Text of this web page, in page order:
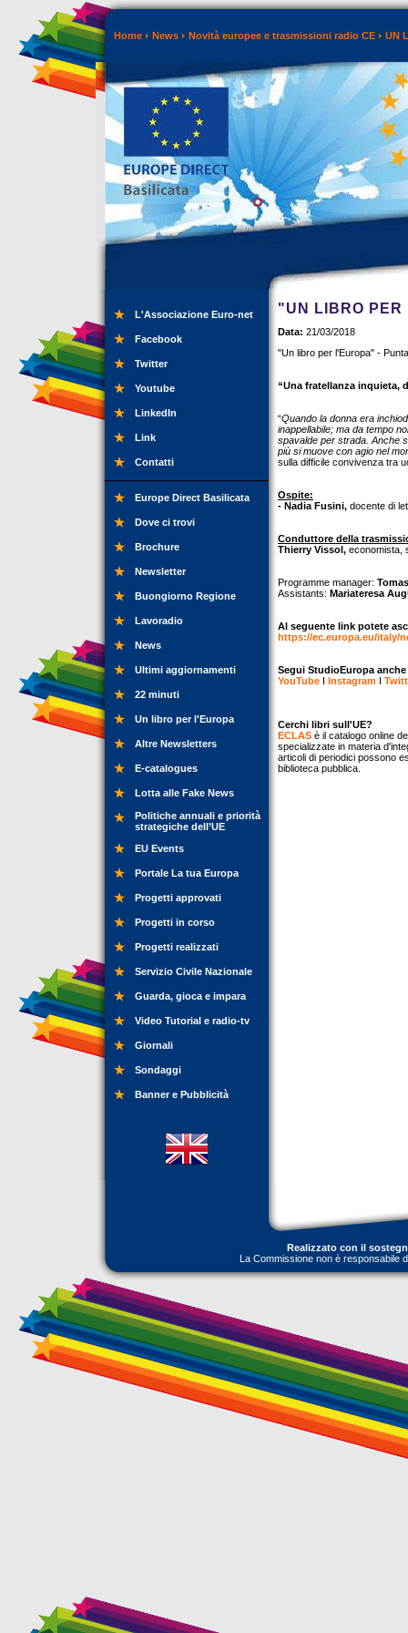
Home News Novità europee e trasmissioni radio CE UN
L'Associazione Euro-net
Facebook
Twitter
Youtube
LinkedIn
Link
Contatti
Europe Direct Basilicata
Dove ci trovi
Brochure
Newsletter
Buongiorno Regione
Lavoradio
News
Ultimi aggiornamenti
22 minuti
Un libro per l'Europa
Altre Newsletters
E-catalogues
Lotta alle Fake News
Politiche annuali e priorità
strategiche dell’UE
EU Events
Portale La tua Europa
Progetti approvati
Progetti in corso
Progetti realizzati
Servizio Civile Nazionale
Guarda, gioca e impara
Video Tutorial e radio-tv
Giornali
Sondaggi
Banner e Pubblicità
"UN LIBRO PER
Data: 21/03/2018
"Un libro per l'Europa" -
“Una fratellanza inquieta,
“Quando la donna era
inappellabile; ma da tempo
spavalde per strada. Anche
più si muove con agio nel
sulla difficile convivenza tra
Ospite:
- Nadia Fusini, docente di
Conduttore della
Thierry Vissol, economista,
Programme manager:
Assistants: Mariateresa
Al seguente link potete
https://ec.europa.eu/italy/
Segui StudioEuropa
YouTube I Instagram I
Cerchi libri sull'UE?
ECLAS è il catalogo online
specializzate in materia
articoli di periodici possono
biblioteca pubblica.
Realizzato con il
La Commissione non è responsabile